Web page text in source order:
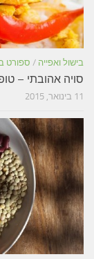
בישול ואפייה / ספורט
סויה אהובתי –
11 בינואר, 2015